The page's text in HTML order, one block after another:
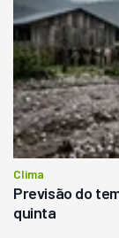
Clima
Previsão do
quinta